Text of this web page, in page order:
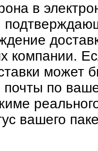
в
компании.
может
почты по
вашего